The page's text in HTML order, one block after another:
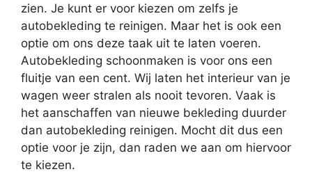
zien. Je kunt er voor kiezen om zelfs je
autobekleding te reinigen. Maar het is ook een
optie om ons deze taak uit te laten voeren.
Autobekleding schoonmaken is voor ons een
fluitje van een cent. Wij laten het interieur van je
wagen weer stralen als nooit tevoren. Vaak is
het aanschaffen van nieuwe bekleding duurder
dan autobekleding reinigen. Mocht dit dus een
optie voor je zijn, dan raden we aan om hiervoor
te kiezen.